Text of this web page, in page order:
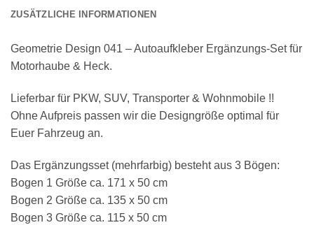
ZUSÄTZLICHE INFORMATIONEN
Geometrie Design 041 – Autoaufkleber Ergänzungs-Set für
Motorhaube & Heck.
Lieferbar für PKW, SUV, Transporter & Wohnmobile !!
Ohne Aufpreis passen wir die Designgröße optimal für
Euer Fahrzeug an.
Das Ergänzungsset (mehrfarbig) besteht aus 3 Bögen:
Bogen 1 Größe ca. 171 x 50 cm
Bogen 2 Größe ca. 135 x 50 cm
Bogen 3 Größe ca. 115 x 50 cm